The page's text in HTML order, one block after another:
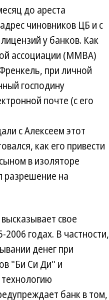
до ареста
чиновников ЦБ и с
у банков. Как
ассоциации (ММВА)
при личной
господину
почте (с его
с Алексеем этот
как его привести
в изоляторе
разрешение на
свое
годах. В частности,
денег при
"Би Си Ди" и
банк в том,